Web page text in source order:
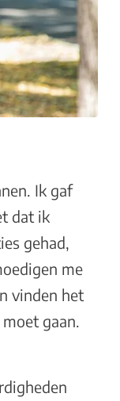
Ik gaf
dat ik
gehad,
me
vinden het
gaan.